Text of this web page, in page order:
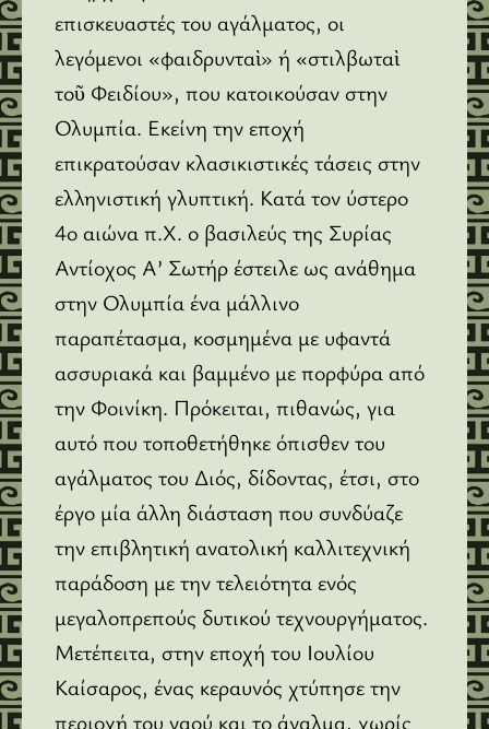
επισκευαστές του αγάλματος, οι
λεγόμενοι «φαιδρυνταὶ» ή «στιλβωταὶ
τοῦ Φειδίου», που κατοικούσαν στην
Ολυμπία. Εκείνη την εποχή
επικρατούσαν κλασικιστικές τάσεις στην
ελληνιστική γλυπτική. Κατά τον ύστερο
4ο αιώνα π.Χ. ο βασιλεύς της Συρίας
Αντίοχος Α’ Σωτήρ έστειλε ως ανάθημα
στην Ολυμπία ένα μάλλινο
παραπέτασμα, κοσμημένα με υφαντά
ασσυριακά και βαμμένο με πορφύρα από
την Φοινίκη. Πρόκειται, πιθανώς, για
αυτό που τοποθετήθηκε όπισθεν του
αγάλματος του Διός, δίδοντας, έτσι, στο
έργο μία άλλη διάσταση που συνδύαζε
την επιβλητική ανατολική καλλιτεχνική
παράδοση με την τελειότητα ενός
μεγαλοπρεπούς δυτικού τεχνουργήματος.
Μετέπειτα, στην εποχή του Ιουλίου
Καίσαρος, ένας κεραυνός χτύπησε την
περιοχή του ναού και το άγαλμα, χωρίς